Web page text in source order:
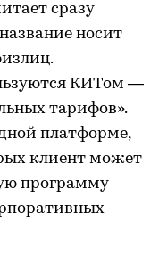
сразу
носит
КИТом —
тарифов».
платформе,
клиент может
программу